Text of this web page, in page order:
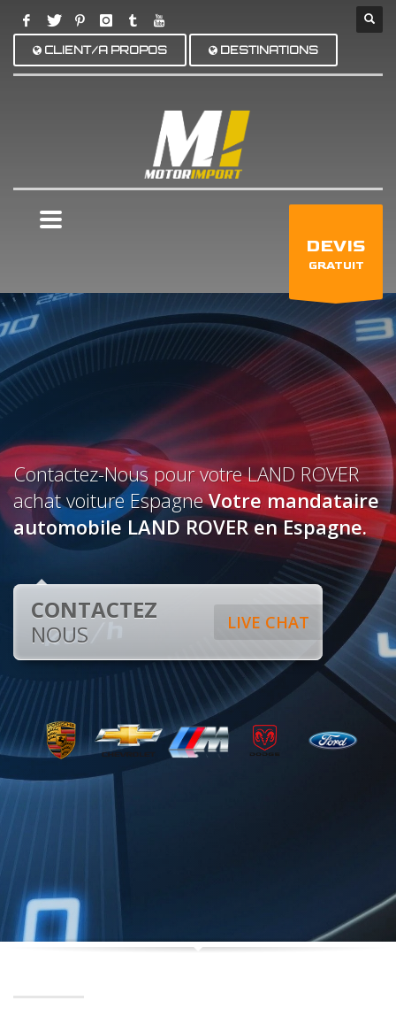
CLIENT/A PROPOS DESTINATIONS
DEVIS
GRATUIT
Contactez-Nous pour votre LAND ROVER
achat voiture EspagneVotre mandataire
automobile LAND ROVER en Espagne.
LIVE CHAT
CONTACTEZ
NOUS